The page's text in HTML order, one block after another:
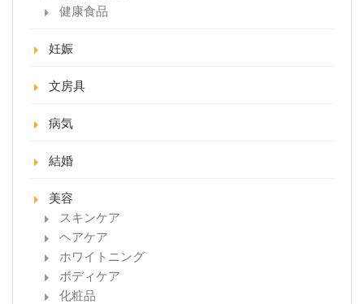
健康食品
妊娠
文房具
病気
結婚
美容
スキンケア
ヘアケア
ホワイトニング
ボディケア
化粧品